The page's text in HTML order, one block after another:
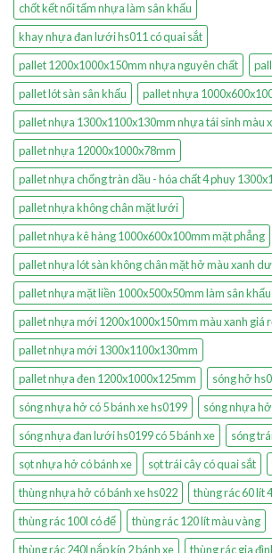
chốt kết nối tấm nhựa làm sân khấu
khay nhựa đan lưới hs011 có quai sắt
pallet 1200x1000x150mm nhựa nguyên chất
pallet lót sàn sân khấu
pallet nhựa
pallet nhựa 1300x1100x130mm nhựa tái sinh màu
pallet nhựa 12000x1000x78mm
pallet nhựa chống tràn dầu - hóa chất 4 phuy
pallet nhựa không chân mặt lưới
pallet nhựa kê hàng 1000x600x100mm mặt phẳng
pallet nhựa lót sàn không chân mặt hở màu xanh
pallet nhựa mặt liền 1000x500x50mm làm sân khấu
pallet nhựa mới 1200x1000x150mm màu xanh giá
pallet nhựa mới 1300x1100x130mm
pallet nhựa đen 1200x1000x125mm
sóng hở
sóng nhựa hở có 5 bánh xe hs0199
sóng nhựa
sóng nhựa đan lưới hs0199 có 5 bánh xe
sóng
sọt nhựa hở có bánh xe
sọt trái cây có quai sắt
thùng nhựa hở có bánh xe hs022
thùng rác 60 lít
thùng rác 100l có đế
thùng rác 120 lít màu vàng
thùng rác 240l nắp kín 2 bánh xe
thùng rác gia